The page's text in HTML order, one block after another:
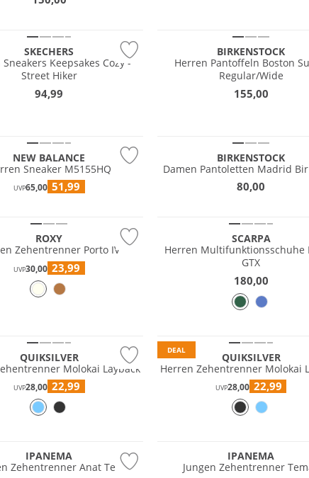
SKECHERS
Keepsakes Cozy -
Street Hiker
94,99
BIRKENSTOCK
Herren Pantoffeln Boston
Regular/Wide
155,00
NEW BALANCE
Sneaker M5155HQ
UVP65,00 51,99
BIRKENSTOCK
Damen Pantoletten Madrid
80,00
ROXY
Zehentrenner Porto IV
UVP30,00 23,99
SCARPA
Herren Multifunktionsschuhe
GTX
180,00
QUIKSILVER
Molokai Layback
UVP28,00 22,99
DEAL
QUIKSILVER
Herren Zehentrenner Molokai
UVP28,00 22,99
IPANEMA
Zehentrenner Anat Temas
IPANEMA
Jungen Zehentrenner